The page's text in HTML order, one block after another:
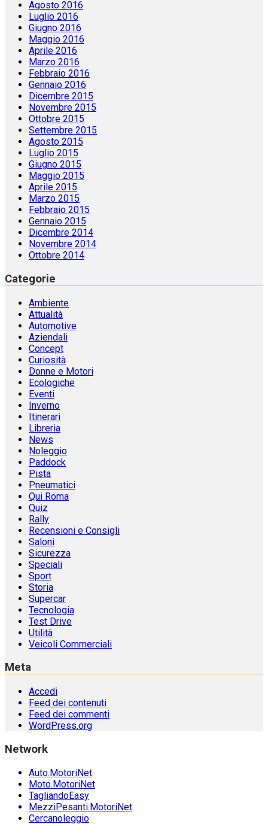
Agosto 2016
Luglio 2016
Giugno 2016
Maggio 2016
Aprile 2016
Marzo 2016
Febbraio 2016
Gennaio 2016
Dicembre 2015
Novembre 2015
Ottobre 2015
Settembre 2015
Agosto 2015
Luglio 2015
Giugno 2015
Maggio 2015
Aprile 2015
Marzo 2015
Febbraio 2015
Gennaio 2015
Dicembre 2014
Novembre 2014
Ottobre 2014
Categorie
Ambiente
Attualità
Automotive
Aziendali
Concept
Curiosità
Donne e Motori
Ecologiche
Eventi
Inverno
Itinerari
Libreria
News
Noleggio
Paddock
Pista
Pneumatici
Qui Roma
Quiz
Rally
Recensioni e Consigli
Saloni
Sicurezza
Speciali
Sport
Storia
Supercar
Tecnologia
Test Drive
Utilità
Veicoli Commerciali
Meta
Accedi
Feed dei contenuti
Feed dei commenti
WordPress.org
Network
Auto.MotoriNet
Moto.MotoriNet
TagliandoEasy
MezziPesanti.MotoriNet
Cercanoleggio